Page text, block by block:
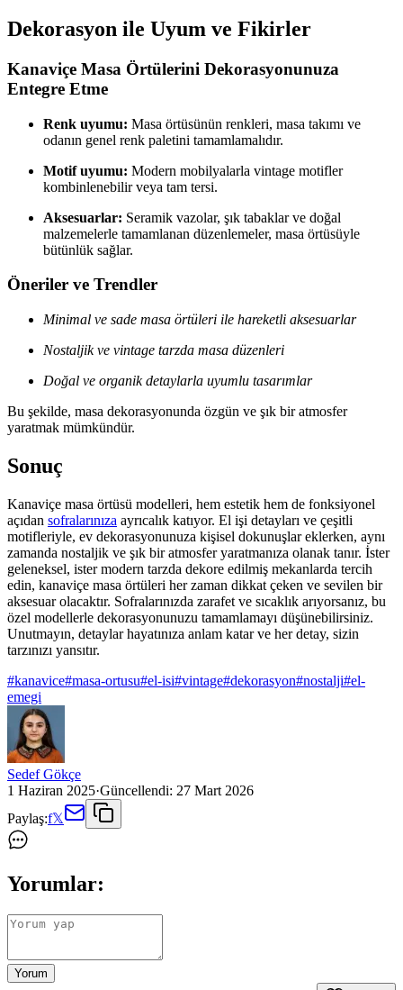
Dekorasyon ile Uyum ve Fikirler
Kanaviçe Masa Örtülerini Dekorasyonunuza
Entegre Etme
Renk uyumu: Masa örtüsünün renkleri, masa takımı ve
odanın genel renk paletini tamamlamalıdır.
Motif uyumu: Modern mobilyalarla vintage motifler
kombinlenebilir veya tam tersi.
Aksesuarlar: Seramik vazolar, şık tabaklar ve doğal
malzemelerle tamamlanan düzenlemeler, masa örtüsüyle
bütünlük sağlar.
Öneriler ve Trendler
Minimal ve sade masa örtüleri ile hareketli aksesuarlar
Nostaljik ve vintage tarzda masa düzenleri
Doğal ve organik detaylarla uyumlu tasarımlar
Bu şekilde, masa dekorasyonunda özgün ve şık bir atmosfer
yaratmak mümkündür.
Sonuç
Kanaviçe masa örtüsü modelleri, hem estetik hem de fonksiyonel
açıdan sofralarınıza ayrıcalık katıyor. El işi detayları ve çeşitli
motifleriyle, ev dekorasyonunuza kişisel dokunuşlar eklerken, aynı
zamanda nostaljik ve şık bir atmosfer yaratmanıza olanak tanır. İster
geleneksel, ister modern tarzda dekore edilmiş mekanlarda tercih
edin, kanaviçe masa örtüleri her zaman dikkat çeken ve sevilen bir
aksesuar olacaktır. Sofralarınızda zarafet ve sıcaklık arıyorsanız, bu
özel modellerle dekorasyonunuzu tamamlamayı düşünebilirsiniz.
Unutmayın, detaylar hayatınıza anlam katar ve her detay, sizin
tarzınızı yansıtır.
#kanavice#masa-ortusu#el-isi#vintage#dekorasyon#nostalji#el-
emegi
Sedef Gökçe
1 Haziran 2025·Güncellendi: 27 Mart 2026
Paylaş:f𝕏
Yorumlar:
Yorum